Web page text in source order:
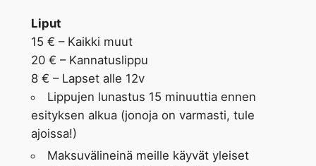
Liput
15 € – Kaikki muut
20 € – Kannatuslippu
8 € – Lapset alle 12v
Lippujen lunastus 15 minuuttia ennen
esityksen alkua (jonoja on varmasti, tule
ajoissa!)
Maksuvälineinä meille käyvät yleiset